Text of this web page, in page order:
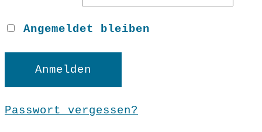
Angemeldet bleiben
Anmelden
Passwort vergessen?